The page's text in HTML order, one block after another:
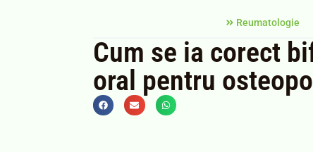
Reumatologie
Cum se ia corect
oral pentru